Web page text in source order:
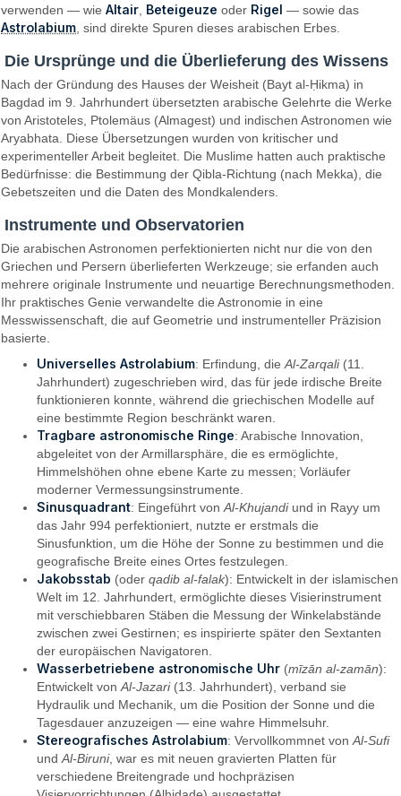
verwenden — wieAltair Beteigeuze oder Rigel — sowie das
Astrolabium , sind direkte Spuren dieses arabischen Erbes.
Die Ursprünge und die Überlieferung des Wissens
Nach der Gründung des Hauses der Weisheit (Bayt al-Ḥikma) in
Bagdad im 9. Jahrhundert übersetzten arabische Gelehrte die Werke
von Aristoteles, Ptolemäus (Almagest) und indischen Astronomen wie
Aryabhata. Diese Übersetzungen wurden von kritischer und
experimenteller Arbeit begleitet. Die Muslime hatten auch praktische
Bedürfnisse: die Bestimmung der Qibla-Richtung (nach Mekka), die
Gebetszeiten und die Daten des Mondkalenders.
Instrumente und Observatorien
Die arabischen Astronomen perfektionierten nicht nur die von den
Griechen und Persern überlieferten Werkzeuge; sie erfanden auch
mehrere originale Instrumente und neuartige Berechnungsmethoden.
Ihr praktisches Genie verwandelte die Astronomie in eine
Messwissenschaft, die auf Geometrie und instrumenteller Präzision
basierte.
Universelles Astrolabium: Erfindung, dieAl-Zarqali(11.
Jahrhundert) zugeschrieben wird, das für jede irdische Breite
funktionieren konnte, während die griechischen Modelle auf
eine bestimmte Region beschränkt waren.
Tragbare astronomische Ringe: Arabische Innovation,
abgeleitet von der Armillarsphäre, die es ermöglichte,
Himmelshöhen ohne ebene Karte zu messen; Vorläufer
moderner Vermessungsinstrumente.
Sinusquadrant: Eingeführt vonAl-Khujandiund in Rayy um
das Jahr 994 perfektioniert, nutzte er erstmals die
Sinusfunktion, um die Höhe der Sonne zu bestimmen und die
geografische Breite eines Ortes festzulegen.
Jakobsstab (oderqadib al-falak): Entwickelt in der islamischen
Welt im 12. Jahrhundert, ermöglichte dieses Visierinstrument
mit verschiebbaren Stäben die Messung der Winkelabstände
zwischen zwei Gestirnen; es inspirierte später den Sextanten
der europäischen Navigatoren.
Wasserbetriebene astronomische Uhr (mīzān al-zamān):
Entwickelt vonAl-Jazari(13. Jahrhundert), verband sie
Hydraulik und Mechanik, um die Position der Sonne und die
Tagesdauer anzuzeigen — eine wahre Himmelsuhr.
Stereografisches Astrolabium: Vervollkommnet vonAl-Sufi
undAl-Biruni, war es mit neuen gravierten Platten für
verschiedene Breitengrade und hochpräzisen